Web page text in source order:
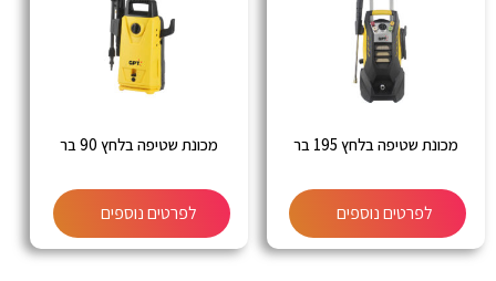
מכונת שטיפה בלחץ 195 בר
לפרטים נוספים
מכונת שטיפה בלחץ 90 בר
לפרטים נוספים